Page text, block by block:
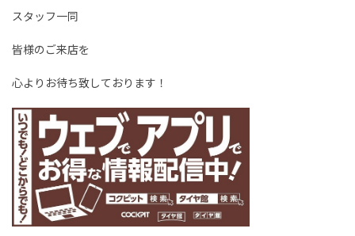
スタッフ一同
皆様のご来店を
心よりお待ち致しております！